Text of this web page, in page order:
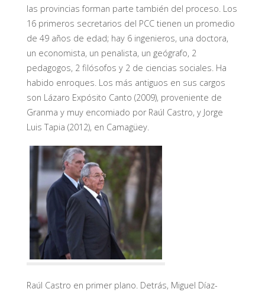
las provincias forman parte también del proceso. Los
16 primeros secretarios del PCC tienen un promedio
de 49 años de edad; hay 6 ingenieros, una doctora,
un economista, un penalista, un geógrafo, 2
pedagogos, 2 filósofos y 2 de ciencias sociales. Ha
habido enroques. Los más antiguos en sus cargos
son Lázaro Expósito Canto (2009), proveniente de
Granma y muy encomiado por Raúl Castro, y Jorge
Luis Tapia (2012), en Camagüey.
Raúl Castro en primer plano. Detrás, Miguel Díaz-